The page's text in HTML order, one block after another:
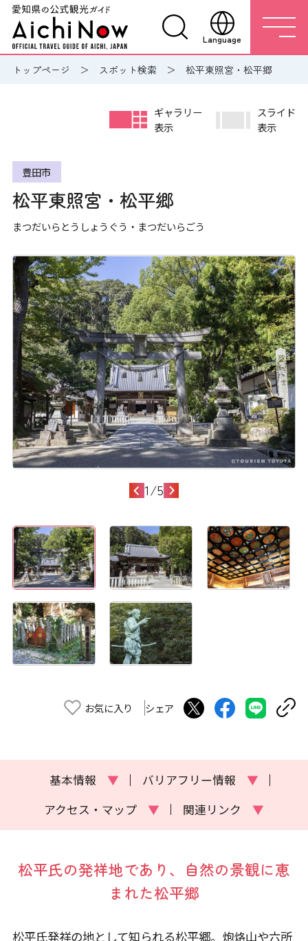
Language
トップページ スポット検索 松平東照宮・松平郷
豊田市
松平東照宮・松平郷
まつだいらとうしょうぐう・まつだいらごう
ギャラリー
表示
スライド
表示
1/5
お気に入り シェア
基本情報 ▼ バリアフリー情報
▼
アクセス・マップ
▼ 関連リンク ▼
松平氏の発祥地であり、自然の景観に恵
まれた松平郷
松平氏発祥の地として知られる松平郷。炮烙山や六所